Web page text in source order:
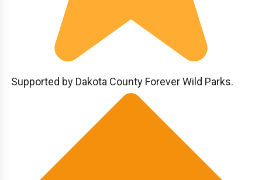
Supported by Dakota County Forever Wild Parks.